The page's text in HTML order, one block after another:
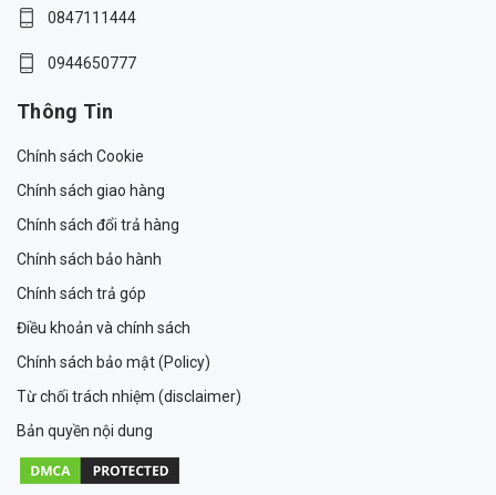
0847111444
0944650777
Thông Tin
Chính sách Cookie
Chính sách giao hàng
Chính sách đổi trả hàng
Chính sách bảo hành
Chính sách trả góp
Điều khoản và chính sách
Chính sách bảo mật (Policy)
Từ chối trách nhiệm (disclaimer)
Bản quyền nội dung